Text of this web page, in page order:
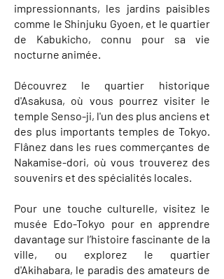
impressionnants, les jardins paisibles
comme le Shinjuku Gyoen, et le quartier
de Kabukicho, connu pour sa vie
nocturne animée.
Découvrez le quartier historique
d'Asakusa, où vous pourrez visiter le
temple Senso-ji, l'un des plus anciens et
des plus importants temples de Tokyo.
Flânez dans les rues commerçantes de
Nakamise-dori, où vous trouverez des
souvenirs et des spécialités locales.
Pour une touche culturelle, visitez le
musée Edo-Tokyo pour en apprendre
davantage sur l’histoire fascinante de la
ville, ou explorez le quartier
d'Akihabara, le paradis des amateurs de